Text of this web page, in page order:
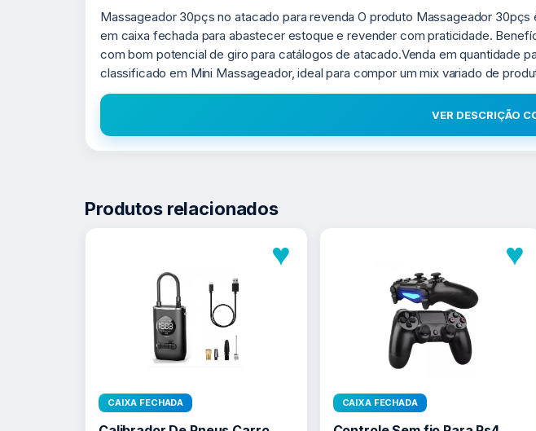
Massageador 30pçs no atacado para revenda O produto Massageador
em caixa fechada para abastecer estoque e revender com praticidade.
com bom potencial de giro para catálogos de atacado.Venda em quantidade
classificado em Mini Massageador, ideal para compor um mix variado de
VER DESCRIÇÃO
Produtos relacionados
♥
CAIXA FECHADA
♥
CAIXA FECHADA